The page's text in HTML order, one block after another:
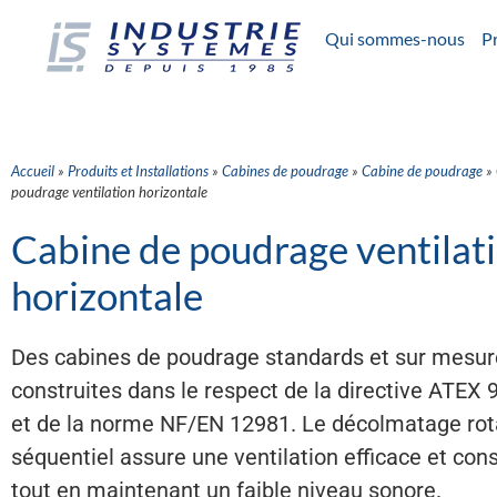
Qui sommes-nous
Accueil » Produits et Installations » Cabines de poudrage » Cabine de poudrage »
poudrage ventilation horizontale
Cabine de poudrage
horizontale
Des cabines de poudrage standards et sur
construites dans le respect de la directive ATEX
et de la norme NF/EN 12981. Le décolmatage
séquentiel assure une ventilation efficace et
tout en maintenant un faible niveau sonore.